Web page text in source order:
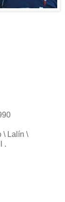
\ Lalín \
.